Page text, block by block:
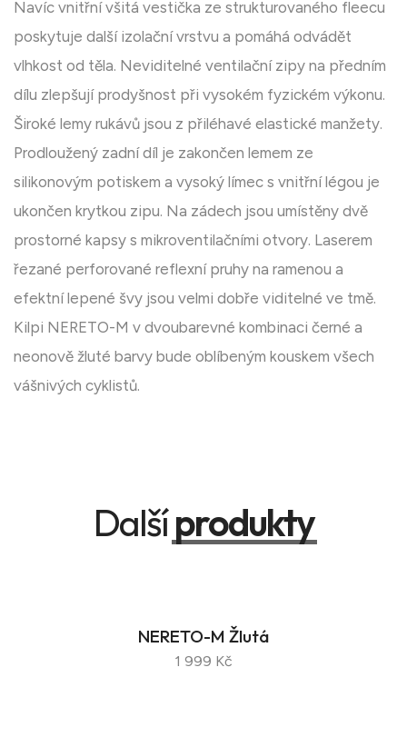
Navíc vnitřní všitá vestička ze strukturovaného fleecu
poskytuje další izolační vrstvu a pomáhá odvádět
vlhkost od těla. Neviditelné ventilační zipy na předním
dílu zlepšují prodyšnost při vysokém fyzickém výkonu.
Široké lemy rukávů jsou z přiléhavé elastické manžety.
Prodloužený zadní díl je zakončen lemem ze
silikonovým potiskem a vysoký límec s vnitřní légou je
ukončen krytkou zipu. Na zádech jsou umístěny dvě
prostorné kapsy s mikroventilačními otvory. Laserem
řezané perforované reflexní pruhy na ramenou a
efektní lepené švy jsou velmi dobře viditelné ve tmě.
Kilpi NERETO-M v dvoubarevné kombinaci černé a
neonově žluté barvy bude oblíbeným kouskem všech
vášnivých cyklistů.
Dalšíprodukty
NERETO-M Žlutá
1 999 Kč